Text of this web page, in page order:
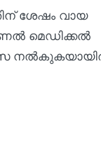
ശേഷം വായ
മെഡിക്കൽ